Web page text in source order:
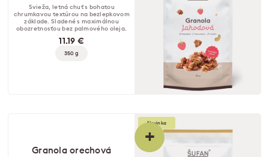
Svieža, letná chuť s bohatou
chrumkavou textúrou na bezlepkovom
základe. Sladené s maximálnou
obozretnosťou bez palmového oleja.
11.19 €
350 g
+
Novinka
Granola orechová